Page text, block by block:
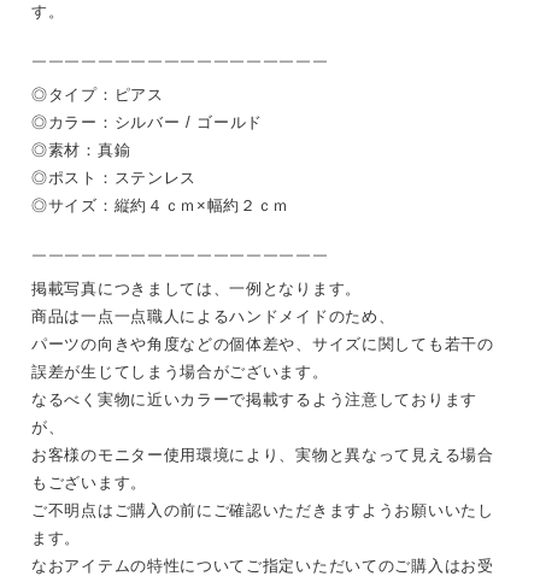
す。
￣￣￣￣￣￣￣￣￣￣￣￣￣￣￣￣￣￣
◎タイプ：ピアス
◎カラー：シルバー / ゴールド
◎素材：真鍮
◎ポスト：ステンレス
◎サイズ：縦約４ｃｍ×幅約２ｃｍ
￣￣￣￣￣￣￣￣￣￣￣￣￣￣￣￣￣￣
掲載写真につきましては、一例となります。
商品は一点一点職人によるハンドメイドのため、
パーツの向きや角度などの個体差や、サイズに関しても若干の
誤差が生じてしまう場合がございます。
なるべく実物に近いカラーで掲載するよう注意しております
が、
お客様のモニター使用環境により、実物と異なって見える場合
もございます。
ご不明点はご購入の前にご確認いただきますようお願いいたし
ます。
なおアイテムの特性についてご指定いただいてのご購入はお受